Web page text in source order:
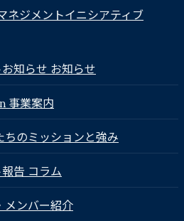
知らせお知らせ
事業案内
のミッションと強み
告コラム
ンバー紹介